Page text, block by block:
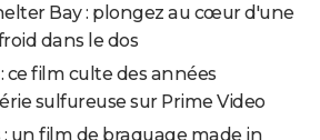
Bay : plongez au cœur d'une
dans le dos
ce film culte des années
sulfureuse sur Prime Video
: un film de braquage made in